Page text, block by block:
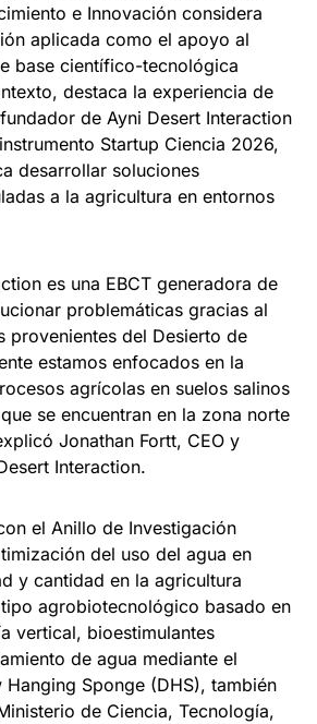
e Innovación considera
aplicada como el apoyo al
base científico-tecnológica
destaca la experiencia de
de Ayni Desert Interaction
Startup Ciencia 2026,
desarrollar soluciones
a la agricultura en entornos
es una EBCT generadora de
problemáticas gracias al
provenientes del Desierto de
estamos enfocados en la
agrícolas en suelos salinos
se encuentran en la zona norte
Jonathan Fortt, CEO y
Interaction.
el Anillo de Investigación
del uso del agua en
y cantidad en la agricultura
agrobiotecnológico basado en
vertical, bioestimulantes
de agua mediante el
Sponge (DHS), también
de Ciencia, Tecnología,